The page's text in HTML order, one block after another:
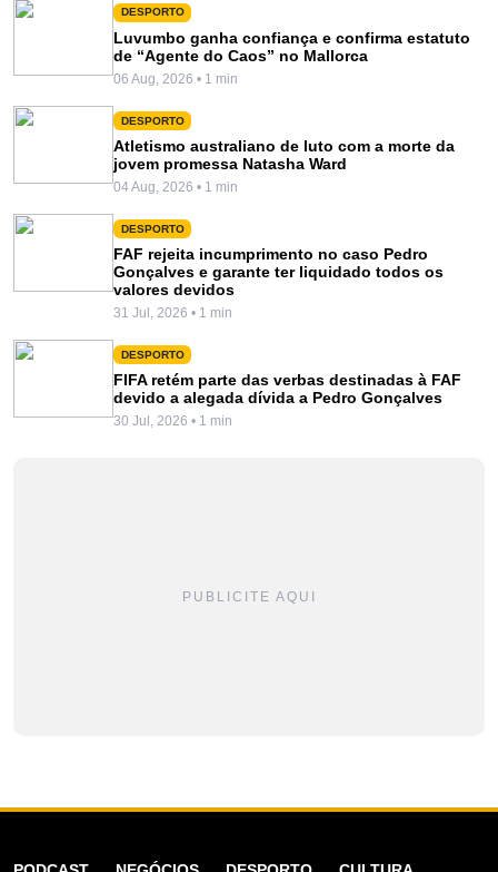
DESPORTO
Luvumbo ganha confiança e confirma estatuto
de “Agente do Caos” no Mallorca
06 Aug, 2026 • 1 min
DESPORTO
Atletismo australiano de luto com a morte da
jovem promessa Natasha Ward
04 Aug, 2026 • 1 min
DESPORTO
FAF rejeita incumprimento no caso Pedro
Gonçalves e garante ter liquidado todos os
valores devidos
31 Jul, 2026 • 1 min
DESPORTO
FIFA retém parte das verbas destinadas à FAF
devido a alegada dívida a Pedro Gonçalves
30 Jul, 2026 • 1 min
PUBLICITE AQUI